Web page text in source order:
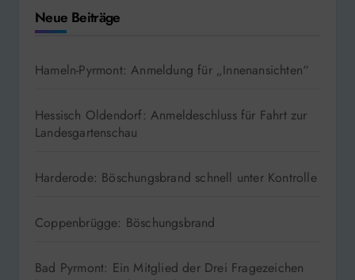
Neue Beiträge
Hameln-Pyrmont: Anmeldung für „Innenansichten“
Hessisch Oldendorf: Anmeldeschluss für Fahrt zur
Landesgartenschau
Harderode: Böschungsbrand schnell unter Kontrolle
Coppenbrügge: Böschungsbrand
Bad Pyrmont: Ein Mitglied der Drei Fragezeichen